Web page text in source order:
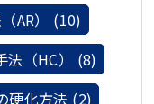
AR） (10)
法（HC） (8)
硬化方法 (2)